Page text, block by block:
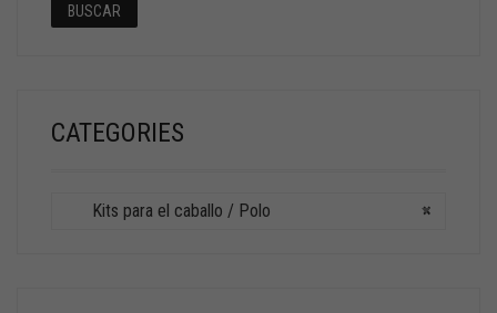
BUSCAR
CATEGORIES
×
Kits para el caballo / Polo